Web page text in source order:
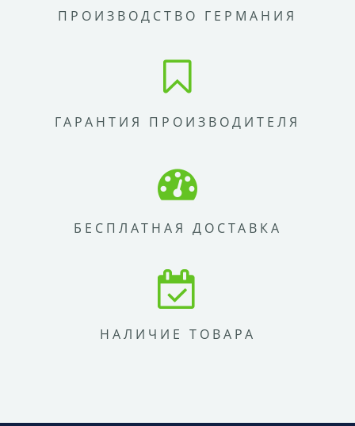
ПРОИЗВОДСТВО ГЕРМАНИЯ
ГАРАНТИЯ ПРОИЗВОДИТЕЛЯ
БЕСПЛАТНАЯ ДОСТАВКА
НАЛИЧИЕ ТОВАРА